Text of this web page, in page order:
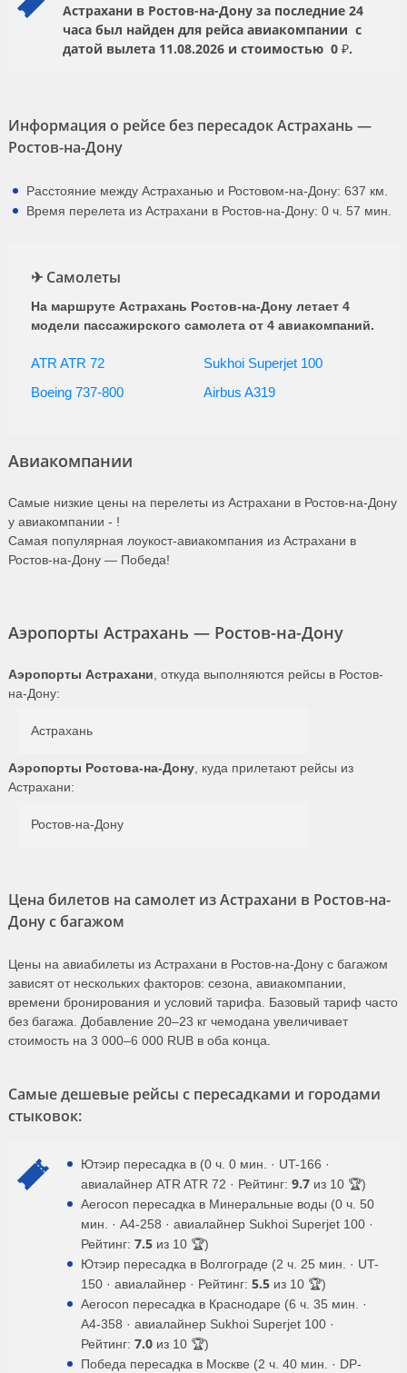
Астрахани в Ростов-на-Дону за последние 24
часа был найден для рейса авиакомпании с
датой вылета 11.08.2026 и стоимостью 0 ₽.
Информация о рейсе без пересадок Астрахань —
Ростов-на-Дону
Расстояние между Астраханью и Ростовом-на-Дону: 637 км.
Время перелета из Астрахани в Ростов-на-Дону: 0 ч. 57 мин.
✈ Самолеты
На маршруте Астрахань Ростов-на-Дону летает 4
модели пассажирского самолета от 4 авиакомпаний.
ATR ATR 72
Sukhoi Superjet 100
Boeing 737-800
Airbus A319
Авиакомпании
Самые низкие цены на перелеты из Астрахани в Ростов-на-Дону
у авиакомпании - !
Самая популярная лоукост-авиакомпания из Астрахани в
Ростов-на-Дону — Победа!
Аэропорты Астрахань — Ростов-на-Дону
Аэропорты Астрахани , откуда выполняются рейсы в Ростов-
на-Дону:
Астрахань
Аэропорты Ростова-на-Дону , куда прилетают рейсы из
Астрахани:
Ростов-на-Дону
Цена билетов на самолет из Астрахани в Ростов-на-
Дону с багажом
Цены на авиабилеты из Астрахани в Ростов-на-Дону с багажом
зависят от нескольких факторов: сезона, авиакомпании,
времени бронирования и условий тарифа. Базовый тариф часто
без багажа. Добавление 20–23 кг чемодана увеличивает
стоимость на 3 000–6 000 RUB в оба конца.
Самые дешевые рейсы с пересадками и городами
стыковок:
Ютэир пересадка в (0 ч. 0 мин. · UT-166 ·
авиалайнер ATR ATR 72 · Рейтинг: 9.7 из 10 🏆)
Aerocon пересадка в Минеральные воды (0 ч. 50
мин. · A4-258 · авиалайнер Sukhoi Superjet 100 ·
Рейтинг: 7.5 из 10 🏆)
Ютэир пересадка в Волгограде (2 ч. 25 мин. · UT-
150 · авиалайнер · Рейтинг: 5.5 из 10 🏆)
Aerocon пересадка в Краснодаре (6 ч. 35 мин. ·
A4-358 · авиалайнер Sukhoi Superjet 100 ·
Рейтинг: 7.0 из 10 🏆)
Победа пересадка в Москве (2 ч. 40 мин. · DP-